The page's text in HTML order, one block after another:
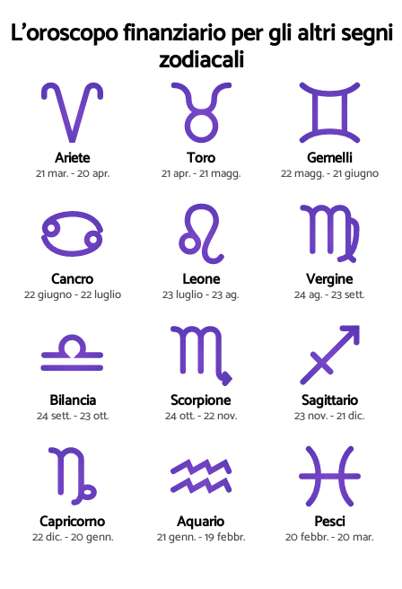
L'oroscopo finanziario per gli altri segni
zodiacali
Ariete
21 mar. - 20 apr.
Toro
21 apr. - 21 magg.
Gemelli
22 magg. - 21 giugno
Cancro
22 giugno - 22 luglio
Leone
23 luglio - 23 ag.
Vergine
24 ag. - 23 sett.
Bilancia
24 sett. - 23 ott.
Scorpione
24 ott. - 22 nov.
Sagittario
23 nov. - 21 dic.
Capricorno
22 dic. - 20 genn.
Aquario
21 genn. - 19 febbr.
Pesci
20 febbr. - 20 mar.